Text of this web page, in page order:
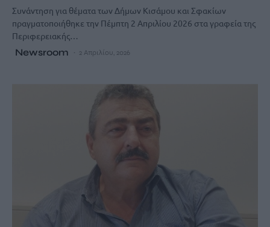
Συνάντηση για θέματα των Δήμων Κισάμου και Σφακίων
πραγματοποιήθηκε την Πέμπτη 2 Απριλίου 2026 στα γραφεία της
Περιφερειακής…
Newsroom 2 Απριλίου, 2026